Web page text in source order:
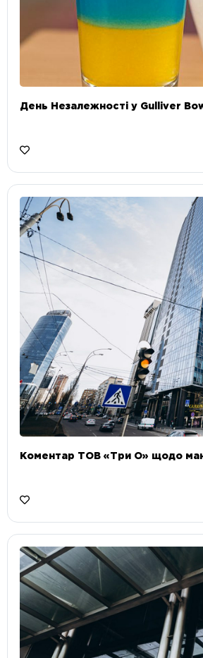
День Незалежності у Gulliver
Коментар ТОВ «Три О» щодо